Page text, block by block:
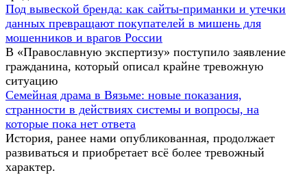
Под вывеской бренда: как сайты-приманки и утечки
данных превращают покупателей в мишень для
мошенников и врагов России
В «Православную экспертизу» поступило заявление
гражданина, который описал крайне тревожную
ситуацию
Семейная драма в Вязьме: новые показания,
странности в действиях системы и вопросы, на
которые пока нет ответа
История, ранее нами опубликованная, продолжает
развиваться и приобретает всё более тревожный
характер.